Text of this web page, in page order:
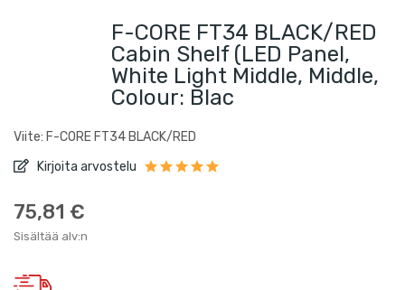
F-CORE FT34 BLACK/RED
Cabin Shelf (LED Panel,
White Light Middle, Middle,
Colour: Blac
Viite: F-CORE FT34 BLACK/RED
Kirjoita arvostelu
75,81 €
Sisältää alv:n